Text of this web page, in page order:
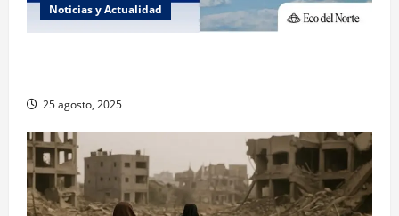
Noticias y Actualidad
25 agosto, 2025